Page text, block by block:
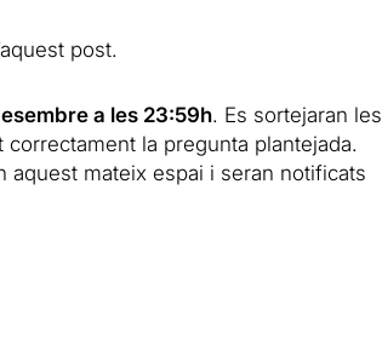
post.
a les 23:59h. Es sortejaran les
la pregunta plantejada.
aquest mateix espai i seran notificats